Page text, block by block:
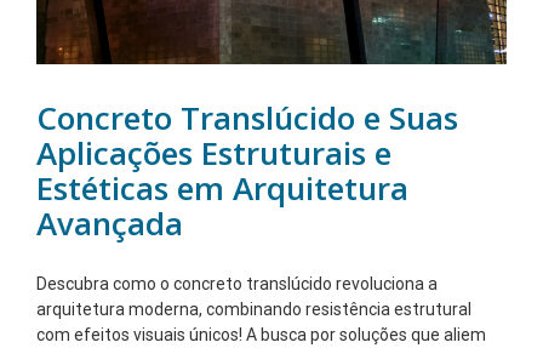
Concreto Translúcido e Suas
Aplicações Estruturais e
Estéticas em Arquitetura
Avançada
Descubra como o concreto translúcido revoluciona a
arquitetura moderna, combinando resistência estrutural
com efeitos visuais únicos! A busca por soluções que aliem